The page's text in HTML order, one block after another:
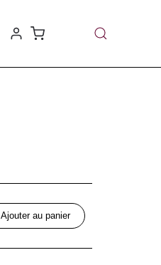
Ajouter au panier